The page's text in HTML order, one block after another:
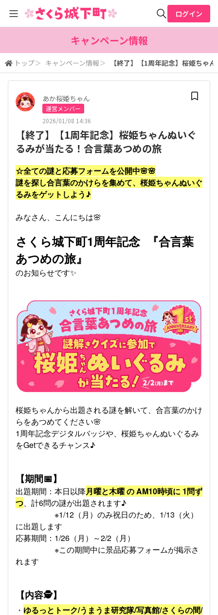
検索
ログイン
キャンペーン情報
トップ＞ キャンペーン情報＞ 【終了】【1周年記念】桜姫ちゃ
あか桜姫ちゃん
運営メンバー
2026/01/08 14:36
【終了】【1周年記念】桜姫ちゃんぬいぐ
るみが当たる！合言葉あつめの旅
☆全ての謎と応募フォームを公開中🌸🌸
謎を探し合言葉のかけらを集めて、桜姫ちゃんぬいぐ
るみをゲットしよう♪
みなさん、こんにちは🌸
さくら城下町1周年記念 『合言葉
あつめの旅』
のお知らせです✨
桜姫ちゃんから出題される謎を解いて、合言葉のかけ
らをあつめてください🌸
1周年記念デジタルバッジや、桜姫ちゃんぬいぐるみ
をGetできるチャンス♪
【期間📅】
出題期間：本日以降月曜と木曜 の AM10時頃に 1問ず
つ、計6問の謎が出題されます♪
※1/12（月）のみ祝日のため、1/13（火）
に出題します
応募期間：1/26（月）～2/2（月）
※この期間中に景品応募フォームが掲示さ
れます
【内容🕵】
・ ゆるっとトーク/うまうま研究隊/写真館/さくらの間/